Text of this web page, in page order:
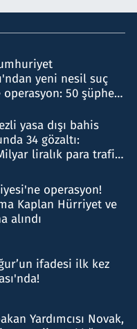
yeni nesil suç
50 şüpheli
yasa dışı bahis
34 gözaltı:
liralık para trafiği
operasyon!
Kaplan Hürriyet ve
alındı
ifadesi ilk kez
Yardımcısı Novak,